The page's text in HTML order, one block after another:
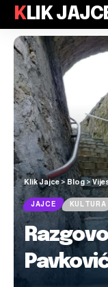
KLIK
Klik Jajce>Blog >
JAJCE KULTURA